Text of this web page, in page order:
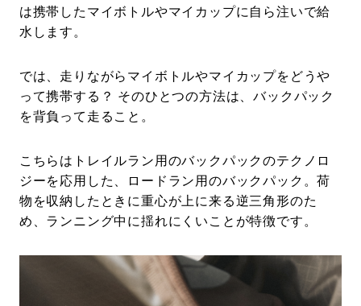
は携帯したマイボトルやマイカップに自ら注いで給
水します。
では、走りながらマイボトルやマイカップをどうや
って携帯する？ そのひとつの方法は、バックパック
を背負って走ること。
こちらはトレイルラン用のバックパックのテクノロ
ジーを応用した、ロードラン用のバックパック。荷
物を収納したときに重心が上に来る逆三角形のた
め、ランニング中に揺れにくいことが特徴です。